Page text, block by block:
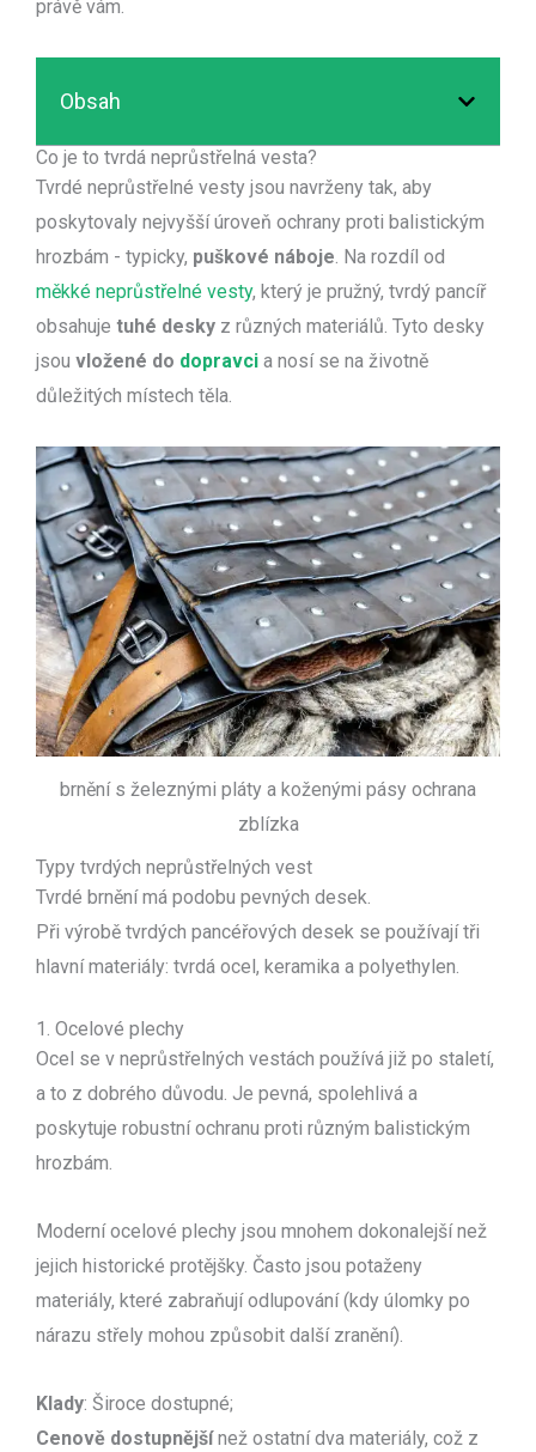
právě vám.
Obsah
Co je to tvrdá neprůstřelná vesta?
Tvrdé neprůstřelné vesty jsou navrženy tak, aby
poskytovaly nejvyšší úroveň ochrany proti balistickým
hrozbám - typicky, puškové náboje. Na rozdíl od
měkké neprůstřelné vesty, který je pružný, tvrdý pancíř
obsahuje tuhé desky z různých materiálů. Tyto desky
jsou vložené do dopravci a nosí se na životně
důležitých místech těla.
brnění s železnými pláty a koženými pásy ochrana
zblízka
Typy tvrdých neprůstřelných vest
Tvrdé brnění má podobu pevných desek.
Při výrobě tvrdých pancéřových desek se používají tři
hlavní materiály: tvrdá ocel, keramika a polyethylen.
1. Ocelové plechy
Ocel se v neprůstřelných vestách používá již po staletí,
a to z dobrého důvodu. Je pevná, spolehlivá a
poskytuje robustní ochranu proti různým balistickým
hrozbám.
Moderní ocelové plechy jsou mnohem dokonalejší než
jejich historické protějšky. Často jsou potaženy
materiály, které zabraňují odlupování (kdy úlomky po
nárazu střely mohou způsobit další zranění).
Klady: Široce dostupné;
Cenově dostupnějšínež ostatní dva materiály, což z